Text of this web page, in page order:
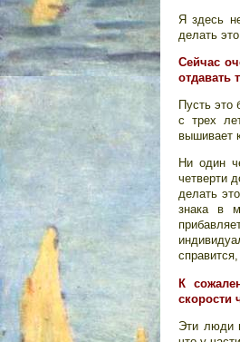
Я здесь
делать
Сейчас
отдавать
Пусть это
с трех
вышивает
Ни один
четверти
делать
знака в
К
скорости
Эти люди